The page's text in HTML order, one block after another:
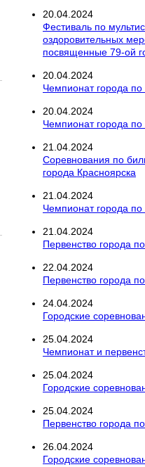
20.04.2024
Фестиваль по
оздоровительных
посвященные 79-ой
20.04.2024
Чемпионат города
20.04.2024
Чемпионат города
21.04.2024
Соревнования по
города Красноярска
21.04.2024
Чемпионат города
21.04.2024
Первенство города
22.04.2024
Первенство города
24.04.2024
Городские
25.04.2024
Чемпионат и
25.04.2024
Городские
25.04.2024
Первенство города
26.04.2024
Городские